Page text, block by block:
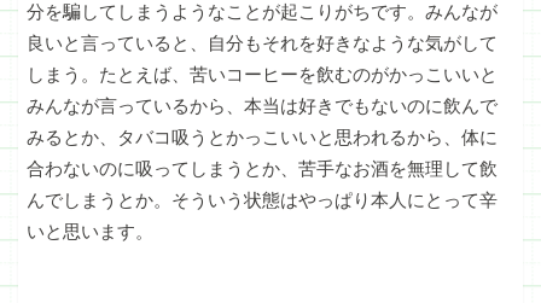
分を騙してしまうようなことが起こりがちです。みんなが
良いと言っていると、自分もそれを好きなような気がして
しまう。たとえば、苦いコーヒーを飲むのがかっこいいと
みんなが言っているから、本当は好きでもないのに飲んで
みるとか、タバコ吸うとかっこいいと思われるから、体に
合わないのに吸ってしまうとか、苦手なお酒を無理して飲
んでしまうとか。そういう状態はやっぱり本人にとって辛
いと思います。